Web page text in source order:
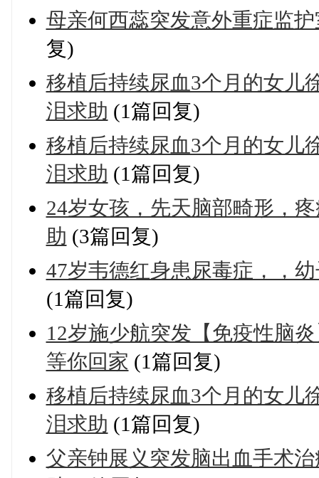
母亲何西蕊突发意外重症监
复)
移植后持续尿血3个月的女儿
泪求助 (1篇回复)
移植后持续尿血3个月的女儿
泪求助 (1篇回复)
24岁女孩，先天脑部畸形，
助 (3篇回复)
47岁韦德红身患尿毒症，，
(1篇回复)
12岁施少航突发【免疫性脑
等你回家 (1篇回复)
移植后持续尿血3个月的女儿
泪求助 (1篇回复)
父亲钟展义突发脑出血手术